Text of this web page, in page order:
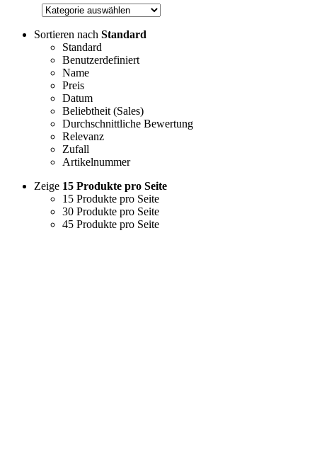
Sortieren nach Standard
Standard
Benutzerdefiniert
Name
Preis
Datum
Beliebtheit (Sales)
Durchschnittliche Bewertung
Relevanz
Zufall
Artikelnummer
Zeige 15 Produkte pro Seite
15 Produkte pro Seite
30 Produkte pro Seite
45 Produkte pro Seite